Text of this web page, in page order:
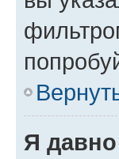
Я